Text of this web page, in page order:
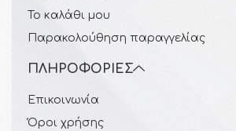
Το καλάθι μου
Παρακολούθηση παραγγελίας
ΠΛΗΡΟΦΟΡΊΕΣ
Επικοινωνία
Όροι χρήσης